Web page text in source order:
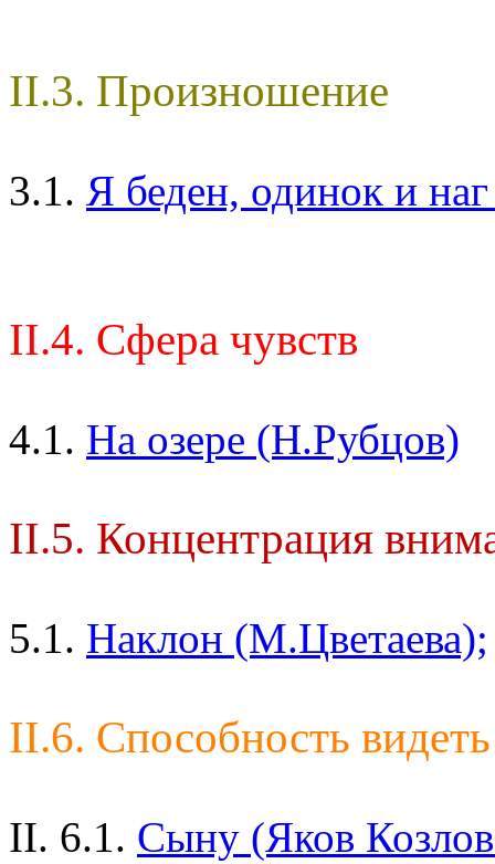
II.3. Произношение
3.1. Я беден, одинок и
II.4. Сфера чувств
4.1. На озере (Н.Рубцов)
II.5. Концентрация
5.1. Наклон (М.Цветаева);
II.6. Способность
II. 6.1. Сыну (Яков